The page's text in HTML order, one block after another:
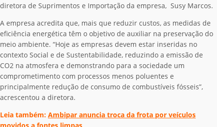
diretora de Suprimentos e Importação da empresa, Susy Marcos.
A empresa acredita que, mais que reduzir custos, as medidas de
eficiência energética têm o objetivo de auxiliar na preservação do
meio ambiente. “Hoje as empresas devem estar inseridas no
contexto Social e de Sustentabilidade, reduzindo a emissão de
CO2 na atmosfera e demonstrando para a sociedade um
comprometimento com processos menos poluentes e
principalmente redução de consumo de combustíveis fósseis”,
acrescentou a diretora.
Leia também: Ambipar anuncia troca da frota por veículos